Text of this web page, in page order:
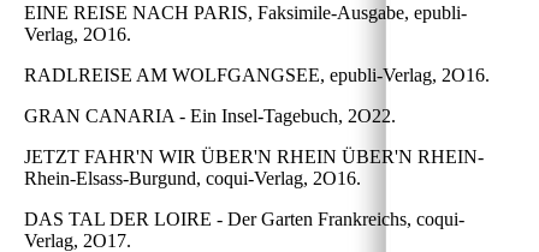
EINE REISE NACH PARIS, Faksimile-Ausgabe, epubli-
Verlag, 2O16.
RADLREISE AM WOLFGANGSEE, epubli-Verlag, 2O16.
GRAN CANARIA - Ein Insel-Tagebuch, 2O22.
JETZT FAHR'N WIR ÜBER'N RHEIN ÜBER'N RHEIN-
Rhein-Elsass-Burgund, coqui-Verlag, 2O16.
DAS TAL DER LOIRE - Der Garten Frankreichs, coqui-
Verlag, 2O17.